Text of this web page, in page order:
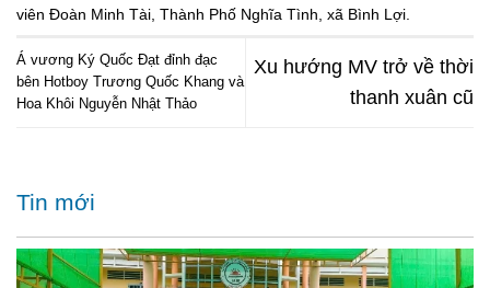
viên Đoàn Minh Tài Thành Phố Nghĩa Tình xã Bình Lợi
Á vương Ký Quốc Đạt đỉnh đạc
bên Hotboy Trương Quốc Khang và
Hoa Khôi Nguyễn Nhật Thảo
Xu hướng MV trở về thời
thanh xuân cũ
Tin mới